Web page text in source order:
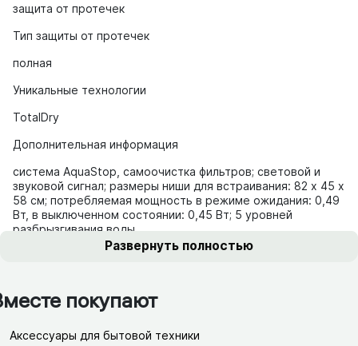
защита от протечек
Тип защиты от протечек
полная
Уникальные технологии
TotalDry
Дополнительная информация
система AquaStop, самоочистка фильтров; световой и
звуковой сигнал; размеры ниши для встраивания: 82 х 45 х
58 см; потребляемая мощность в режиме ожидания: 0,49
Вт, в выключенном состоянии: 0,45 Вт; 5 уровней
разбрызгивания воды
Развернуть полностью
покупают
Аксессуары для бытовой техники